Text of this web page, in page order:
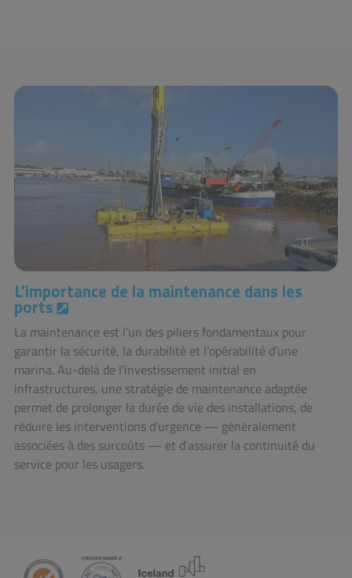
L’importance de la maintenance dans les
ports
La maintenance est l’un des piliers fondamentaux pour
garantir la sécurité, la durabilité et l’opérabilité d’une
marina. Au-delà de l’investissement initial en
infrastructures, une stratégie de maintenance adaptée
permet de prolonger la durée de vie des installations, de
réduire les interventions d’urgence — généralement
associées à des surcoûts — et d’assurer la continuité du
service pour les usagers.